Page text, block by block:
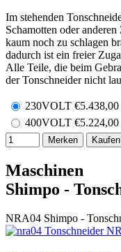
Im stehenden
Schamotten oder
kaum noch zu schlagen
dadurch ist ein freier
Alle Teile, die beim
der Tonschneider nicht
230VOLT €5.438,00
400VOLT €5.224,00
Merken Kaufen
Maschinen
Shimpo -
NRA04 Shimpo -